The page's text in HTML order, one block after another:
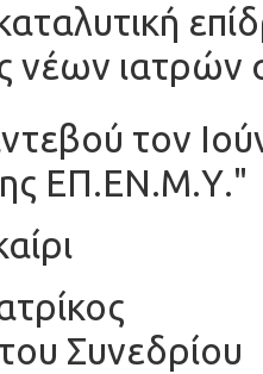
νέων
τον
ΕΠ.ΕΝ.Μ.Υ."
Συνεδρίου